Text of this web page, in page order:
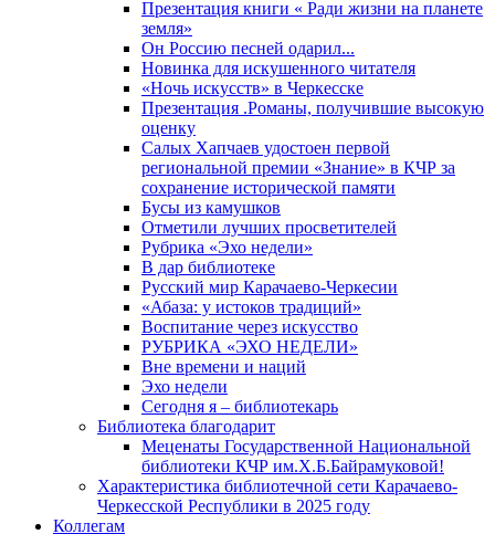
Презентация книги « Ради жизни на планете
земля»
Он Россию песней одарил...
Новинка для искушенного читателя
«Ночь искусств» в Черкесске
Презентация .Романы, получившие высокую
оценку
Салых Хапчаев удостоен первой
региональной премии «Знание» в КЧР за
сохранение исторической памяти
Бусы из камушков
Отметили лучших просветителей
Рубрика «Эхо недели»
В дар библиотеке
Русский мир Карачаево-Черкесии
«Абаза: у истоков традиций»
Воспитание через искусство
РУБРИКА «ЭХО НЕДЕЛИ»
Вне времени и наций
Эхо недели
Сегодня я – библиотекарь
Библиотека благодарит
Меценаты Государственной Национальной
библиотеки КЧР им.Х.Б.Байрамуковой!
Характеристика библиотечной сети Карачаево-
Черкесской Республики в 2025 году
Коллегам